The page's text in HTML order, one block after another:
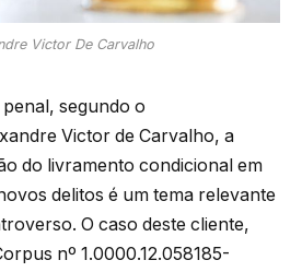
Victor De Carvalho
segundo o
Victor de Carvalho, a
do livramento condicional em
delitos é um tema relevante
O caso deste cliente,
nº 1.0000.12.058185-